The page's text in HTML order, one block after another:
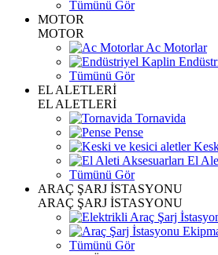
Tümünü Gör
MOTOR
MOTOR
Ac Motorlar
Tümünü Gör
EL ALETLERİ
EL ALETLERİ
Tornavida
Pense
El
Tümünü Gör
ARAÇ ŞARJ İSTASYONU
ARAÇ ŞARJ İSTASYONU
Tümünü Gör